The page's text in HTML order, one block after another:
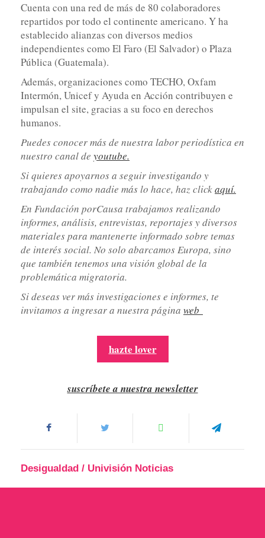
Cuenta con una red de más de 80 colaboradores
repartidos por todo el continente americano. Y ha
establecido alianzas con diversos medios
independientes como El Faro (El Salvador) o Plaza
Pública (Guatemala).
Además, organizaciones como TECHO, Oxfam
Intermón, Unicef y Ayuda en Acción contribuyen e
impulsan el site, gracias a su foco en derechos
humanos.
Puedes conocer más de nuestra labor periodística en
nuestro canal de youtube.
Si quieres apoyarnos a seguir investigando y
trabajando como nadie más lo hace, haz clickaquí.
En Fundación porCausa trabajamos realizando
informes, análisis, entrevistas, reportajes y diversos
materiales para mantenerte informado sobre temas
de interés social. No solo abarcamos Europa, sino
que también tenemos una visión global de la
problemática migratoria.
Si deseas ver más investigaciones e informes, te
invitamos a ingresar a nuestra página web
hazte lover
suscríbete a nuestra newsletter
Desigualdad / Univisión Noticias